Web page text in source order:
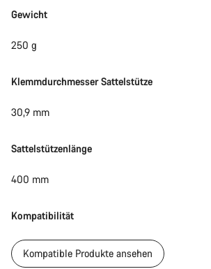
Gewicht
250 g
Klemmdurchmesser Sattelstütze
30,9 mm
Sattelstützenlänge
400 mm
Kompatibilität
Kompatible Produkte ansehen